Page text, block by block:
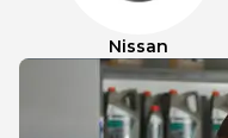
Nissan